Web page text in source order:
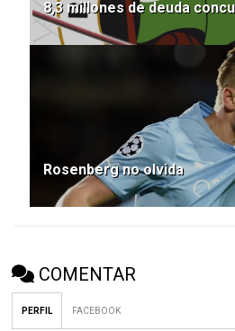
8,3 millones de deuda
Rosenberg no olvida
COMENTAR
PERFIL FACEBOOK